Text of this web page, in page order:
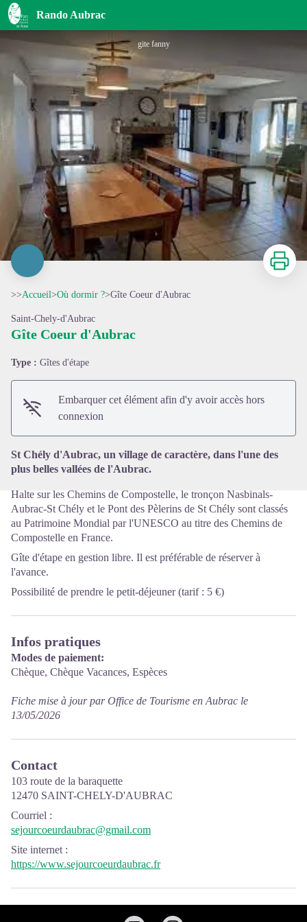
Rando Aubrac
Gîte Coeur d'Aubrac
gite fanny
Voir l'image en plein écran
Imprimer
>>Accueil>Où dormir ?>Gîte Coeur d'Aubrac
Saint-Chely-d'Aubrac
Gîte Coeur d'Aubrac
Type : Gîtes d'étape
Embarquer cet élément afin d'y avoir accès hors
connexion
St Chély d'Aubrac, un village de caractère, dans l'une des
plus belles vallées de l'Aubrac.
Halte sur les Chemins de Compostelle, le tronçon Nasbinals-
Aubrac-St Chély et le Pont des Pèlerins de St Chély sont classés
au Patrimoine Mondial par l'UNESCO au titre des Chemins de
Compostelle en France.
Gîte d'étape en gestion libre. Il est préférable de réserver à
l'avance.
Possibilité de prendre le petit-déjeuner (tarif : 5 €)
Infos pratiques
Modes de paiement:
Chèque, Chèque Vacances, Espèces
Fiche mise à jour par Office de Tourisme en Aubrac le
13/05/2026
Contact
103 route de la baraquette
12470 SAINT-CHELY-D'AUBRAC
Courriel :
sejourcoeurdaubrac@gmail.com
Site internet :
https://www.sejourcoeurdaubrac.fr